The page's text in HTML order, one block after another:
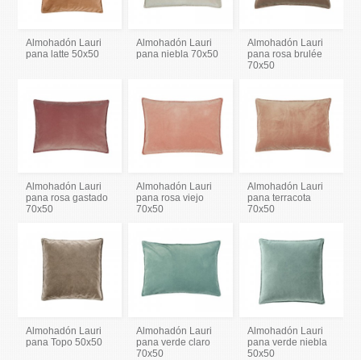
Almohadón Lauri
pana latte 50x50
Almohadón Lauri
pana niebla 70x50
Almohadón Lauri
pana rosa brulée
70x50
Almohadón Lauri
pana rosa gastado
70x50
Almohadón Lauri
pana rosa viejo
70x50
Almohadón Lauri
pana terracota
70x50
Almohadón Lauri
pana Topo 50x50
Almohadón Lauri
pana verde claro
70x50
Almohadón Lauri
pana verde niebla
50x50